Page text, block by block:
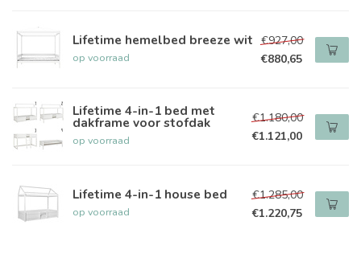
Lifetime hemelbed breeze wit
op voorraad
€927,00
€880,65
Lifetime 4-in-1 bed met
dakframe voor stofdak
op voorraad
€1.180,00
€1.121,00
Lifetime 4-in-1 house bed
op voorraad
€1.285,00
€1.220,75